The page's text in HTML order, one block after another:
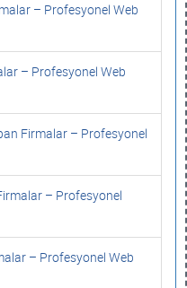
– Profesyonel Web
– Profesyonel Web
Firmalar – Profesyonel
– Profesyonel
– Profesyonel Web